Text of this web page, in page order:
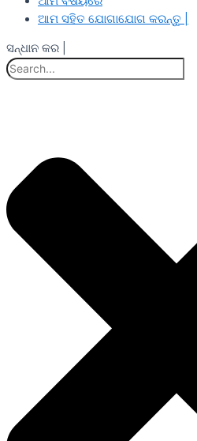
ଆମ ସହିତ ଯୋଗାଯୋଗ କରନ୍ତୁ |
ସନ୍ଧାନ କର |